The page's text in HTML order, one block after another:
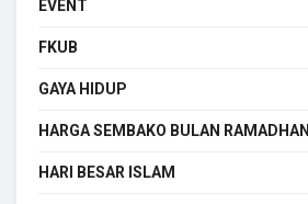
EVENT
FKUB
GAYA HIDUP
HARGA SEMBAKO BULAN RAMADHAN
HARI BESAR ISLAM